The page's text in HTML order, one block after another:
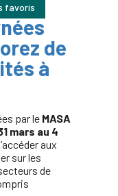
favoris
de
à
par le MASA
mars au 4
aux
sur les
de